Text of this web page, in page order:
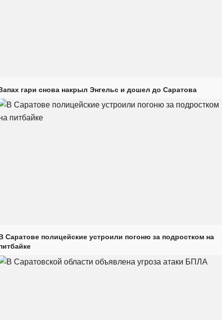
гари снова накрыл Энгельс и дошел до Саратова
Саратове полицейские устроили погоню за подростком на